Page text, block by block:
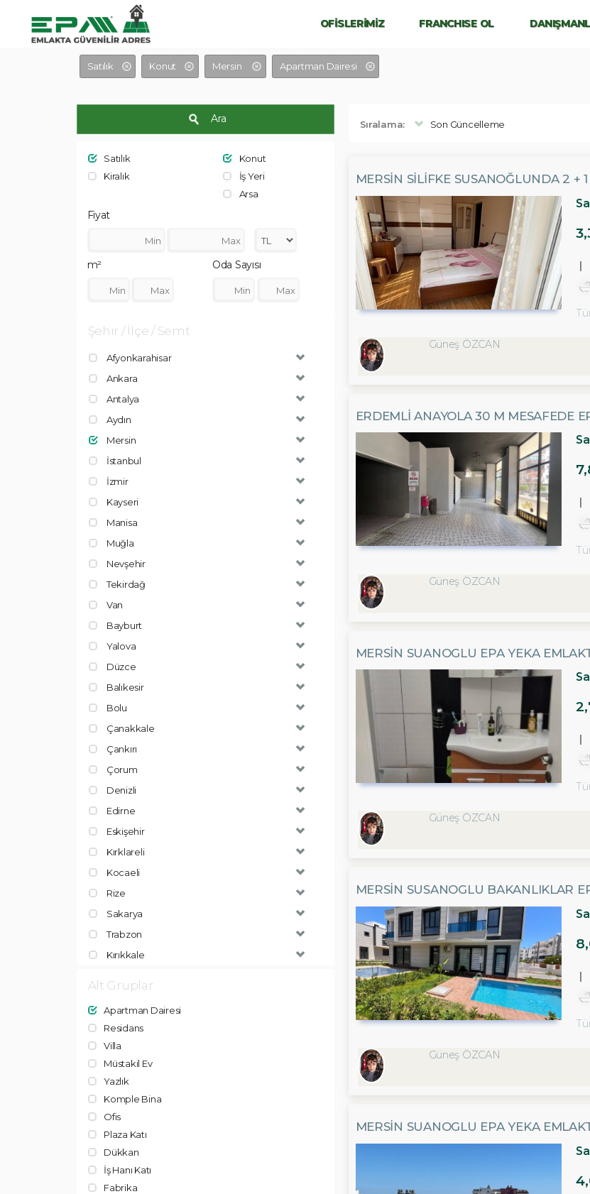
OFİSLERİMİZ FRANCHISE OL
Satılık Konut Mersin Apartman Dairesi
Ara
Satılık
Kiralık
Konut
İş Yeri
Arsa
Fiyat
m² Oda Sayısı
Şehir / İlçe / Semt
Afyonkarahisar
Ankara
Antalya
Aydın
Mersin
İstanbul
İzmir
Kayseri
Manisa
Muğla
Nevşehir
Tekirdağ
Van
Bayburt
Yalova
Düzce
Balıkesir
Bolu
Çanakkale
Çankırı
Çorum
Denizli
Edirne
Eskişehir
Kırklareli
Kocaeli
Rize
Sakarya
Trabzon
Kırıkkale
Alt Gruplar
Apartman Dairesi
Residans
Villa
Müstakil Ev
Yazlık
Komple Bina
Ofis
Plaza Katı
Dükkan
İş Hanı Katı
Fabrika
Sıralama: Son Güncelleme
MERSİN SİLİFKE SUSANOĞLUNDA 2 +
Güneş ÖZCAN
ERDEMLİ ANAYOLA 30 M MESAFEDE
Güneş ÖZCAN
MERSİN SUANOGLU EPA YEKA
Güneş ÖZCAN
MERSİN SUSANOGLU BAKANLIKLAR
Güneş ÖZCAN
MERSİN SUANOGLU EPA YEKA